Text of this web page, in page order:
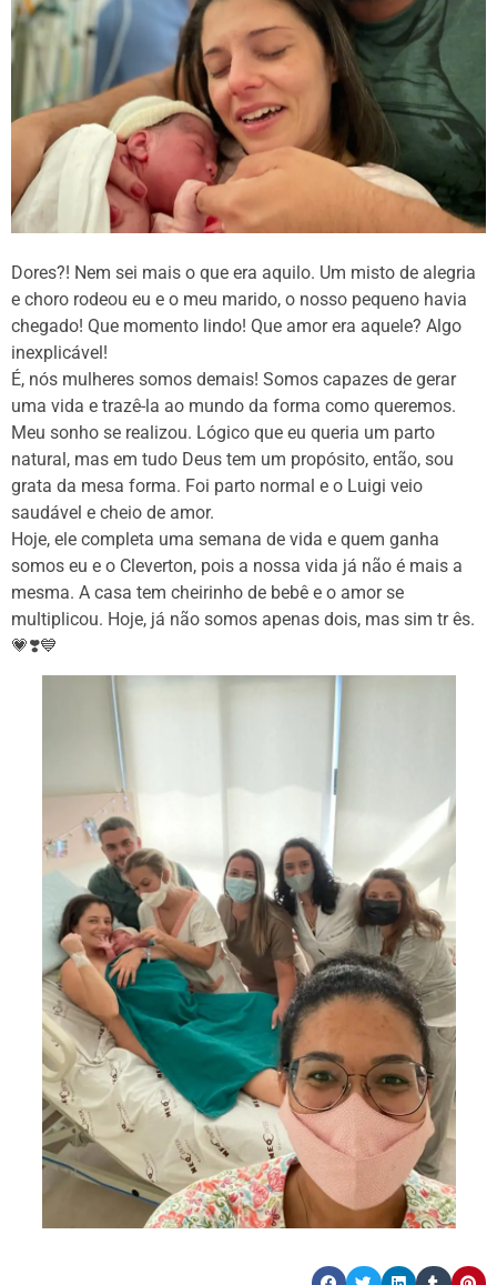
Dores?! Nem sei mais o que era aquilo. Um misto de alegria
e choro rodeou eu e o meu marido, o nosso pequeno havia
chegado! Que momento lindo! Que amor era aquele? Algo
inexplicável!
É, nós mulheres somos demais! Somos capazes de gerar
uma vida e trazê-la ao mundo da forma como queremos.
Meu sonho se realizou. Lógico que eu queria um parto
natural, mas em tudo Deus tem um propósito, então, sou
grata da mesa forma. Foi parto normal e o Luigi veio
saudável e cheio de amor.
Hoje, ele completa uma semana de vida e quem ganha
somos eu e o Cleverton, pois a nossa vida já não é mais a
mesma. A casa tem cheirinho de bebê e o amor se
multiplicou. Hoje, já não somos apenas dois, mas sim tr ês.
💗❣️💙